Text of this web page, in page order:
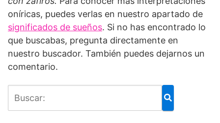
oníricas, puedes verlas en nuestro apartado de
significados de sueños. Si no has encontrado lo
que buscabas, pregunta directamente en
nuestro buscador. También puedes dejarnos un
comentario.